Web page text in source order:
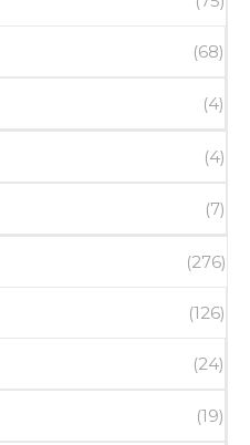
(68)
(4)
(4)
(7)
(276)
(126)
(24)
(19)